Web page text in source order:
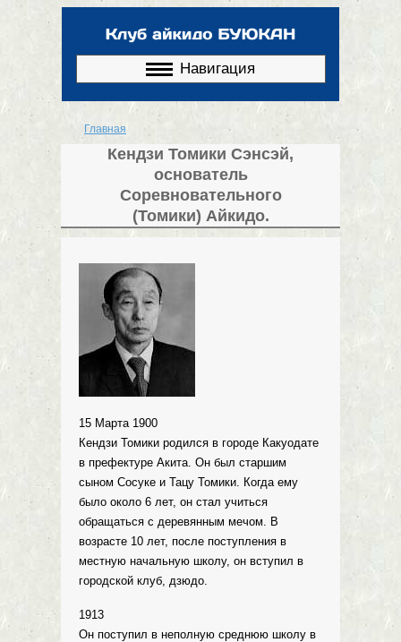
основному
Навигация
Вы здесь
Главная
Кендзи Томики Сэнсэй,
основатель
Соревновательного
(Томики) Айкидо.
15 Марта 1900
Кендзи Томики родился в городе Какуодате
в префектуре Акита. Он был старшим
сыном Сосуке и Тацу Томики. Когда ему
было около 6 лет, он стал учиться
обращаться с деревянным мечом. В
возрасте 10 лет, после поступления в
местную начальную школу, он вступил в
городской клуб, дзюдо.
1913
Он поступил в неполную среднюю школу в